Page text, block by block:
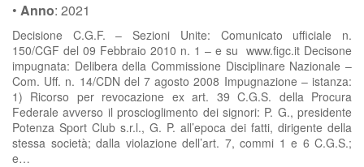
• Anno: 2021
Decisione C.G.F. – Sezioni Unite: Comunicato ufficiale n.
150/CGF del 09 Febbraio 2010 n. 1 – e su www.figc.it Decisone
impugnata: Delibera della Commissione Disciplinare Nazionale –
Com. Uff. n. 14/CDN del 7 agosto 2008 Impugnazione – istanza:
1) Ricorso per revocazione ex art. 39 C.G.S. della Procura
Federale avverso il proscioglimento dei signori: P. G., presidente
Potenza Sport Club s.r.l., G. P. all’epoca dei fatti, dirigente della
stessa società; dalla violazione dell’art. 7, commi 1 e 6 C.G.S.;
e…